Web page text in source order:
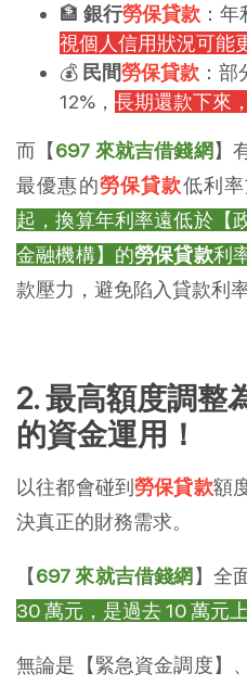
🏦 銀行勞保貸款 ：
視個人信用狀況可能
💰 民間勞保貸款 ：
12%， 長期還款下來
而【697 來就吉借錢網 】
最優惠的勞保貸款低利率
起，換算年利率遠低於【
金融機構】的勞保貸款利
款壓力，避免陷入貸款利
2. 最高額度調整
的資金運用！
以往都會碰到勞保貸款額
決真正的財務需求。
【697 來就吉借錢網 】全
30 萬元，是過去 10 萬元
無論是【緊急資金調度】